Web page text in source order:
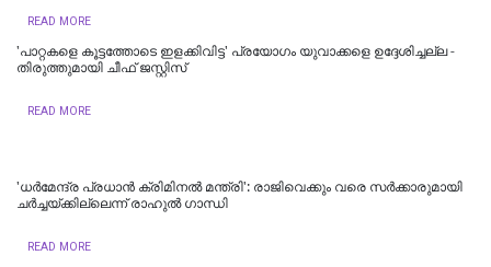
READ MORE
'പാറ്റകളെ കൂട്ടത്തോടെ ഇളക്കിവിട്ട' പ്രയോഗം യുവാക്കളെ ഉദ്ദേശിച്ചല്ല -
തിരുത്തുമായി ചീഫ് ജസ്റ്റിസ്
READ MORE
'ധര്‍മേന്ദ്ര പ്രധാന്‍ ക്രിമിനല്‍ മന്ത്രി': രാജിവെക്കും വരെ സർക്കാരുമായി
ചർച്ചയ്ക്കില്ലെന്ന് രാഹുൽ ഗാന്ധി
READ MORE